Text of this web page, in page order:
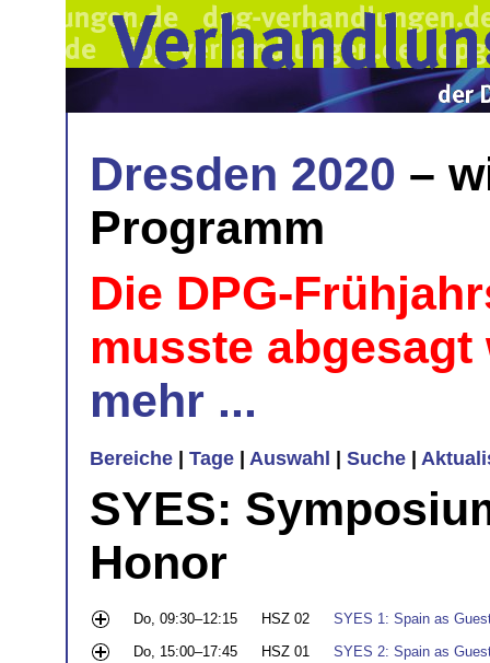
Dresden 2020 –
Programm
Die DPG-
musste
mehr ...
Bereiche | Tage | Auswahl | Suche |
SYES:
Honor
Do, 09:30–12:15 HSZ 02
SYES 1: Spain as
Do, 15:00–17:45
HSZ 01 SYES 2: Spain as